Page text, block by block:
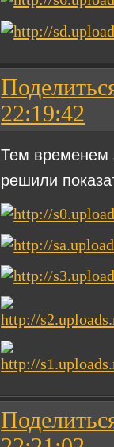
22:19:42
Тем временем
решили